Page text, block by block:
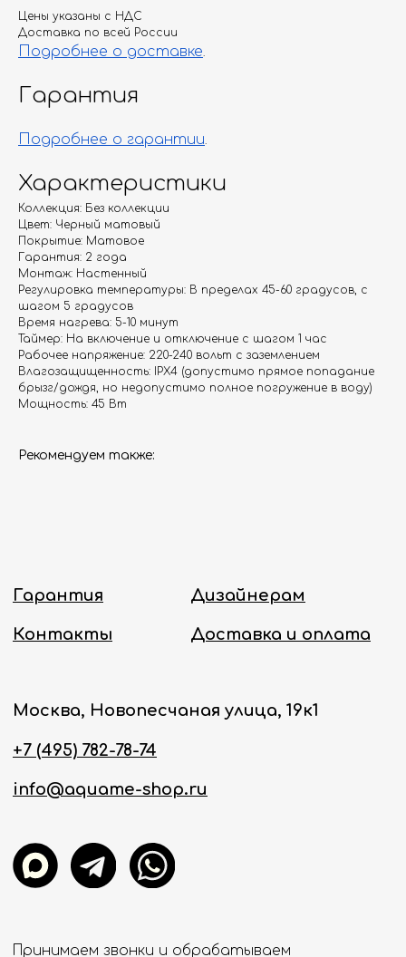
Цены указаны с НДС
Доставка по всей России
Подробнее о доставке.
Гарантия
Подробнее о гарантии.
Характеристики
Коллекция: Без коллекции
Цвет: Черный матовый
Покрытие: Матовое
Гарантия: 2 года
Монтаж: Настенный
Регулировка температуры: В пределах 45-60 градусов, с
шагом 5 градусов
Время нагрева: 5-10 минут
Таймер: На включение и отключение с шагом 1 час
Рабочее напряжение: 220-240 вольт с заземлением
Влагозащищенность: IPX4 (допустимо прямое попадание
брызг/дождя, но недопустимо полное погружение в воду)
Мощность: 45 Вт
Рекомендуем также:
Гарантия
Контакты
Москва, Новопесчаная улица, 19к1
+7 (495) 782-78-74
info@aquame-shop.ru
Политика конфиденциальности